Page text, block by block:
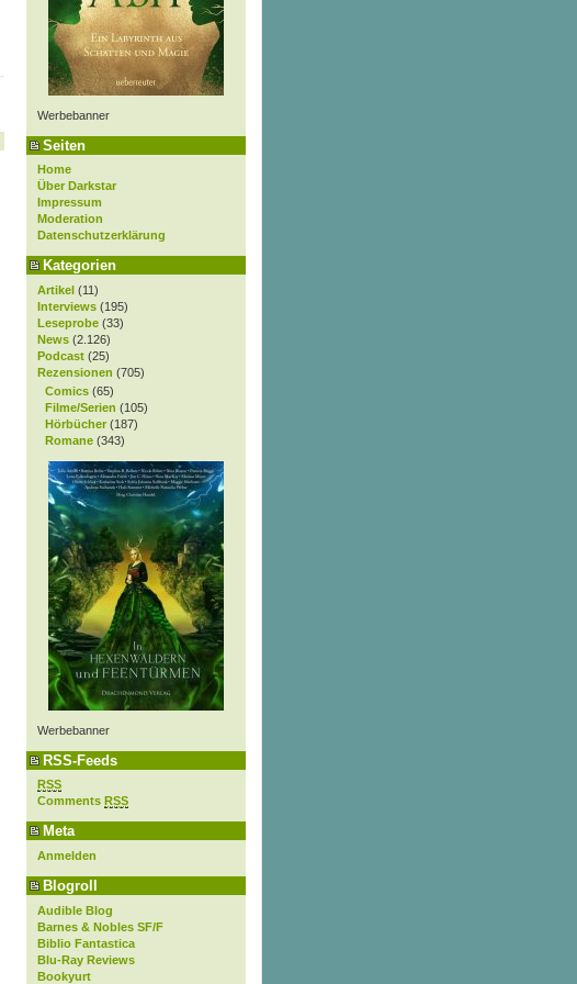
Werbebanner
Seiten
Home
Über Darkstar
Impressum
Moderation
Datenschutzerklärung
Kategorien
Artikel (11)
Interviews (195)
Leseprobe (33)
News (2.126)
Podcast (25)
Rezensionen (705)
Comics (65)
Filme/Serien (105)
Hörbücher (187)
Romane (343)
Werbebanner
RSS-Feeds
RSS
Comments RSS
Meta
Anmelden
Blogroll
Audible Blog
Barnes & Nobles SF/F
Biblio Fantastica
Blu-Ray Reviews
Bookyurt